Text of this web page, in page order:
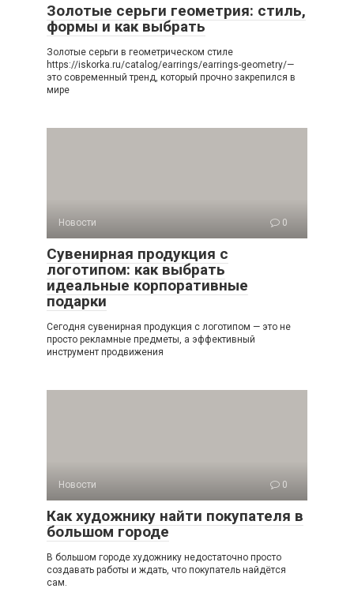
Золотые серьги геометрия: стиль,
формы и как выбрать
Золотые серьги в геометрическом стиле
https://iskorka.ru/catalog/earrings/earrings-geometry/—
это современный тренд, который прочно закрепился в
мире
Новости 0
Сувенирная продукция с
логотипом: как выбрать
идеальные корпоративные
подарки
Сегодня сувенирная продукция с логотипом — это не
просто рекламные предметы, а эффективный
инструмент продвижения
Новости 0
Как художнику найти покупателя в
большом городе
В большом городе художнику недостаточно просто
создавать работы и ждать, что покупатель найдётся
сам.